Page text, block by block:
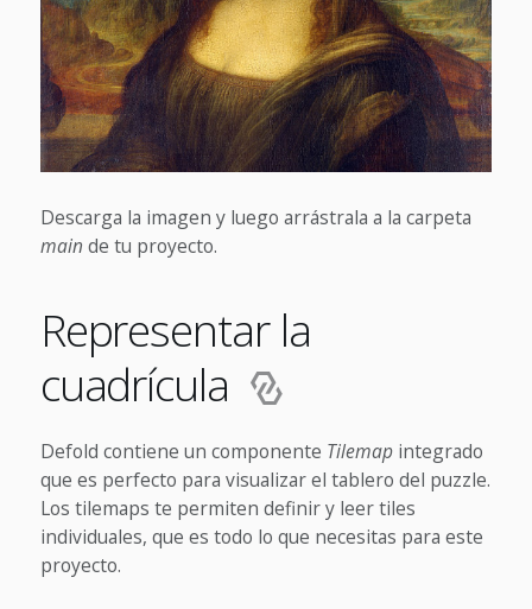
Descarga la imagen y luego arrástrala a la carpeta
main de tu proyecto.
Representar la
cuadrícula
Defold contiene un componente Tilemapintegrado
que es perfecto para visualizar el tablero del puzzle.
Los tilemaps te permiten definir y leer tiles
individuales, que es todo lo que necesitas para este
proyecto.